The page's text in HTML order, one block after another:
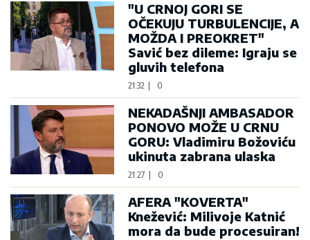
"U CRNOJ GORI SE
OČEKUJU TURBULENCIJE, A
MOŽDA I PREOKRET"
Savić bez dileme: Igraju se
gluvih telefona
21:32 0
NEKADAŠNJI AMBASADOR
PONOVO MOŽE U CRNU
GORU: Vladimiru Božoviću
ukinuta zabrana ulaska
21:27 0
AFERA "KOVERTA"
Knežević: Milivoje Katnić
mora da bude procesuiran!